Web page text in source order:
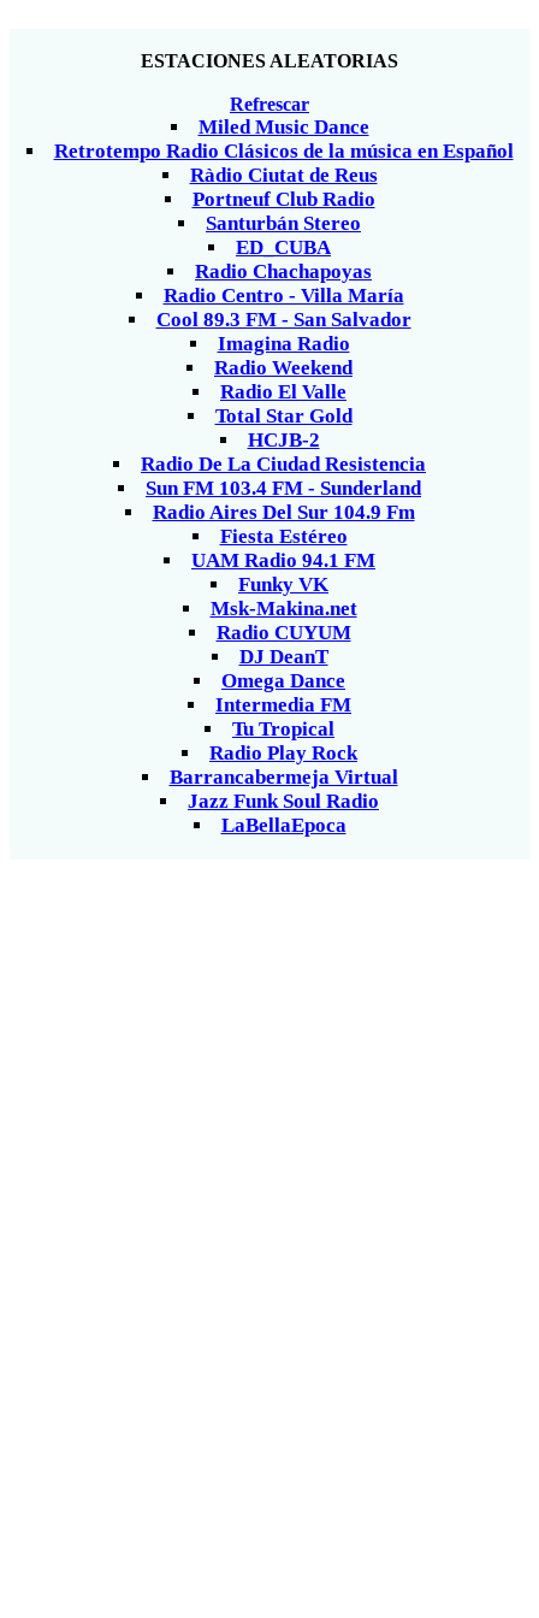
ESTACIONES ALEATORIAS
Refrescar
Miled Music Dance
Retrotempo Radio Clásicos de la música en Español
Ràdio Ciutat de Reus
Portneuf Club Radio
Santurbán Stereo
ED_CUBA
Radio Chachapoyas
Radio Centro - Villa María
Cool 89.3 FM - San Salvador
Imagina Radio
Radio Weekend
Radio El Valle
Total Star Gold
HCJB-2
Radio De La Ciudad Resistencia
Sun FM 103.4 FM - Sunderland
Radio Aires Del Sur 104.9 Fm
Fiesta Estéreo
UAM Radio 94.1 FM
Funky VK
Msk-Makina.net
Radio CUYUM
DJ DeanT
Omega Dance
Intermedia FM
Tu Tropical
Radio Play Rock
Barrancabermeja Virtual
Jazz Funk Soul Radio
LaBellaEpoca